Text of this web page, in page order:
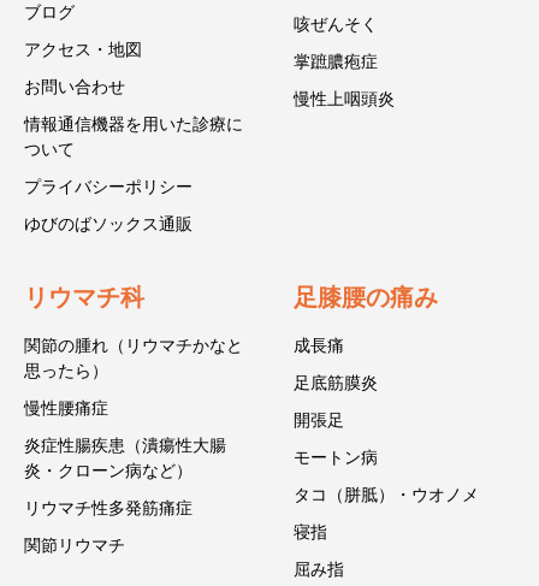
ブログ
アクセス・地図
お問い合わせ
情報通信機器を用いた診療に
ついて
プライバシーポリシー
ゆびのばソックス通販
咳ぜんそく
掌蹠膿疱症
慢性上咽頭炎
リウマチ科
関節の腫れ（リウマチかなと
思ったら）
慢性腰痛症
炎症性腸疾患（潰瘍性大腸
炎・クローン病など）
リウマチ性多発筋痛症
関節リウマチ
足膝腰の痛み
成長痛
足底筋膜炎
開張足
モートン病
タコ（胼胝）・ウオノメ
寝指
屈み指